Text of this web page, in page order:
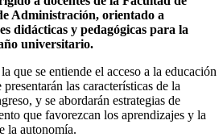
Administración, orientado a
didácticas y pedagógicas para la
universitario.
que se entiende el acceso a la educación
las características de la
y se abordarán estrategias de
que favorezcan los aprendizajes y la
la autonomía.